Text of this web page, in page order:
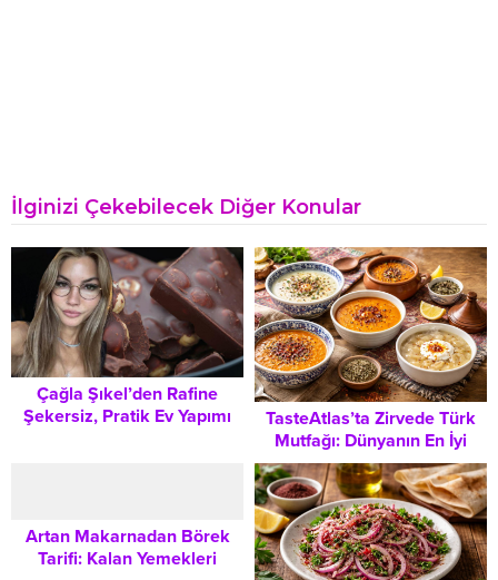
İlginizi Çekebilecek Diğer Konular
Çağla Şıkel’den Rafine
Şekersiz, Pratik Ev Yapımı
TasteAtlas’ta Zirvede Türk
Mutfağı: Dünyanın En İyi
Çorbaları Listesi ve 5 Efsane
Lezzet
Artan Makarnadan Börek
Tarifi: Kalan Yemekleri